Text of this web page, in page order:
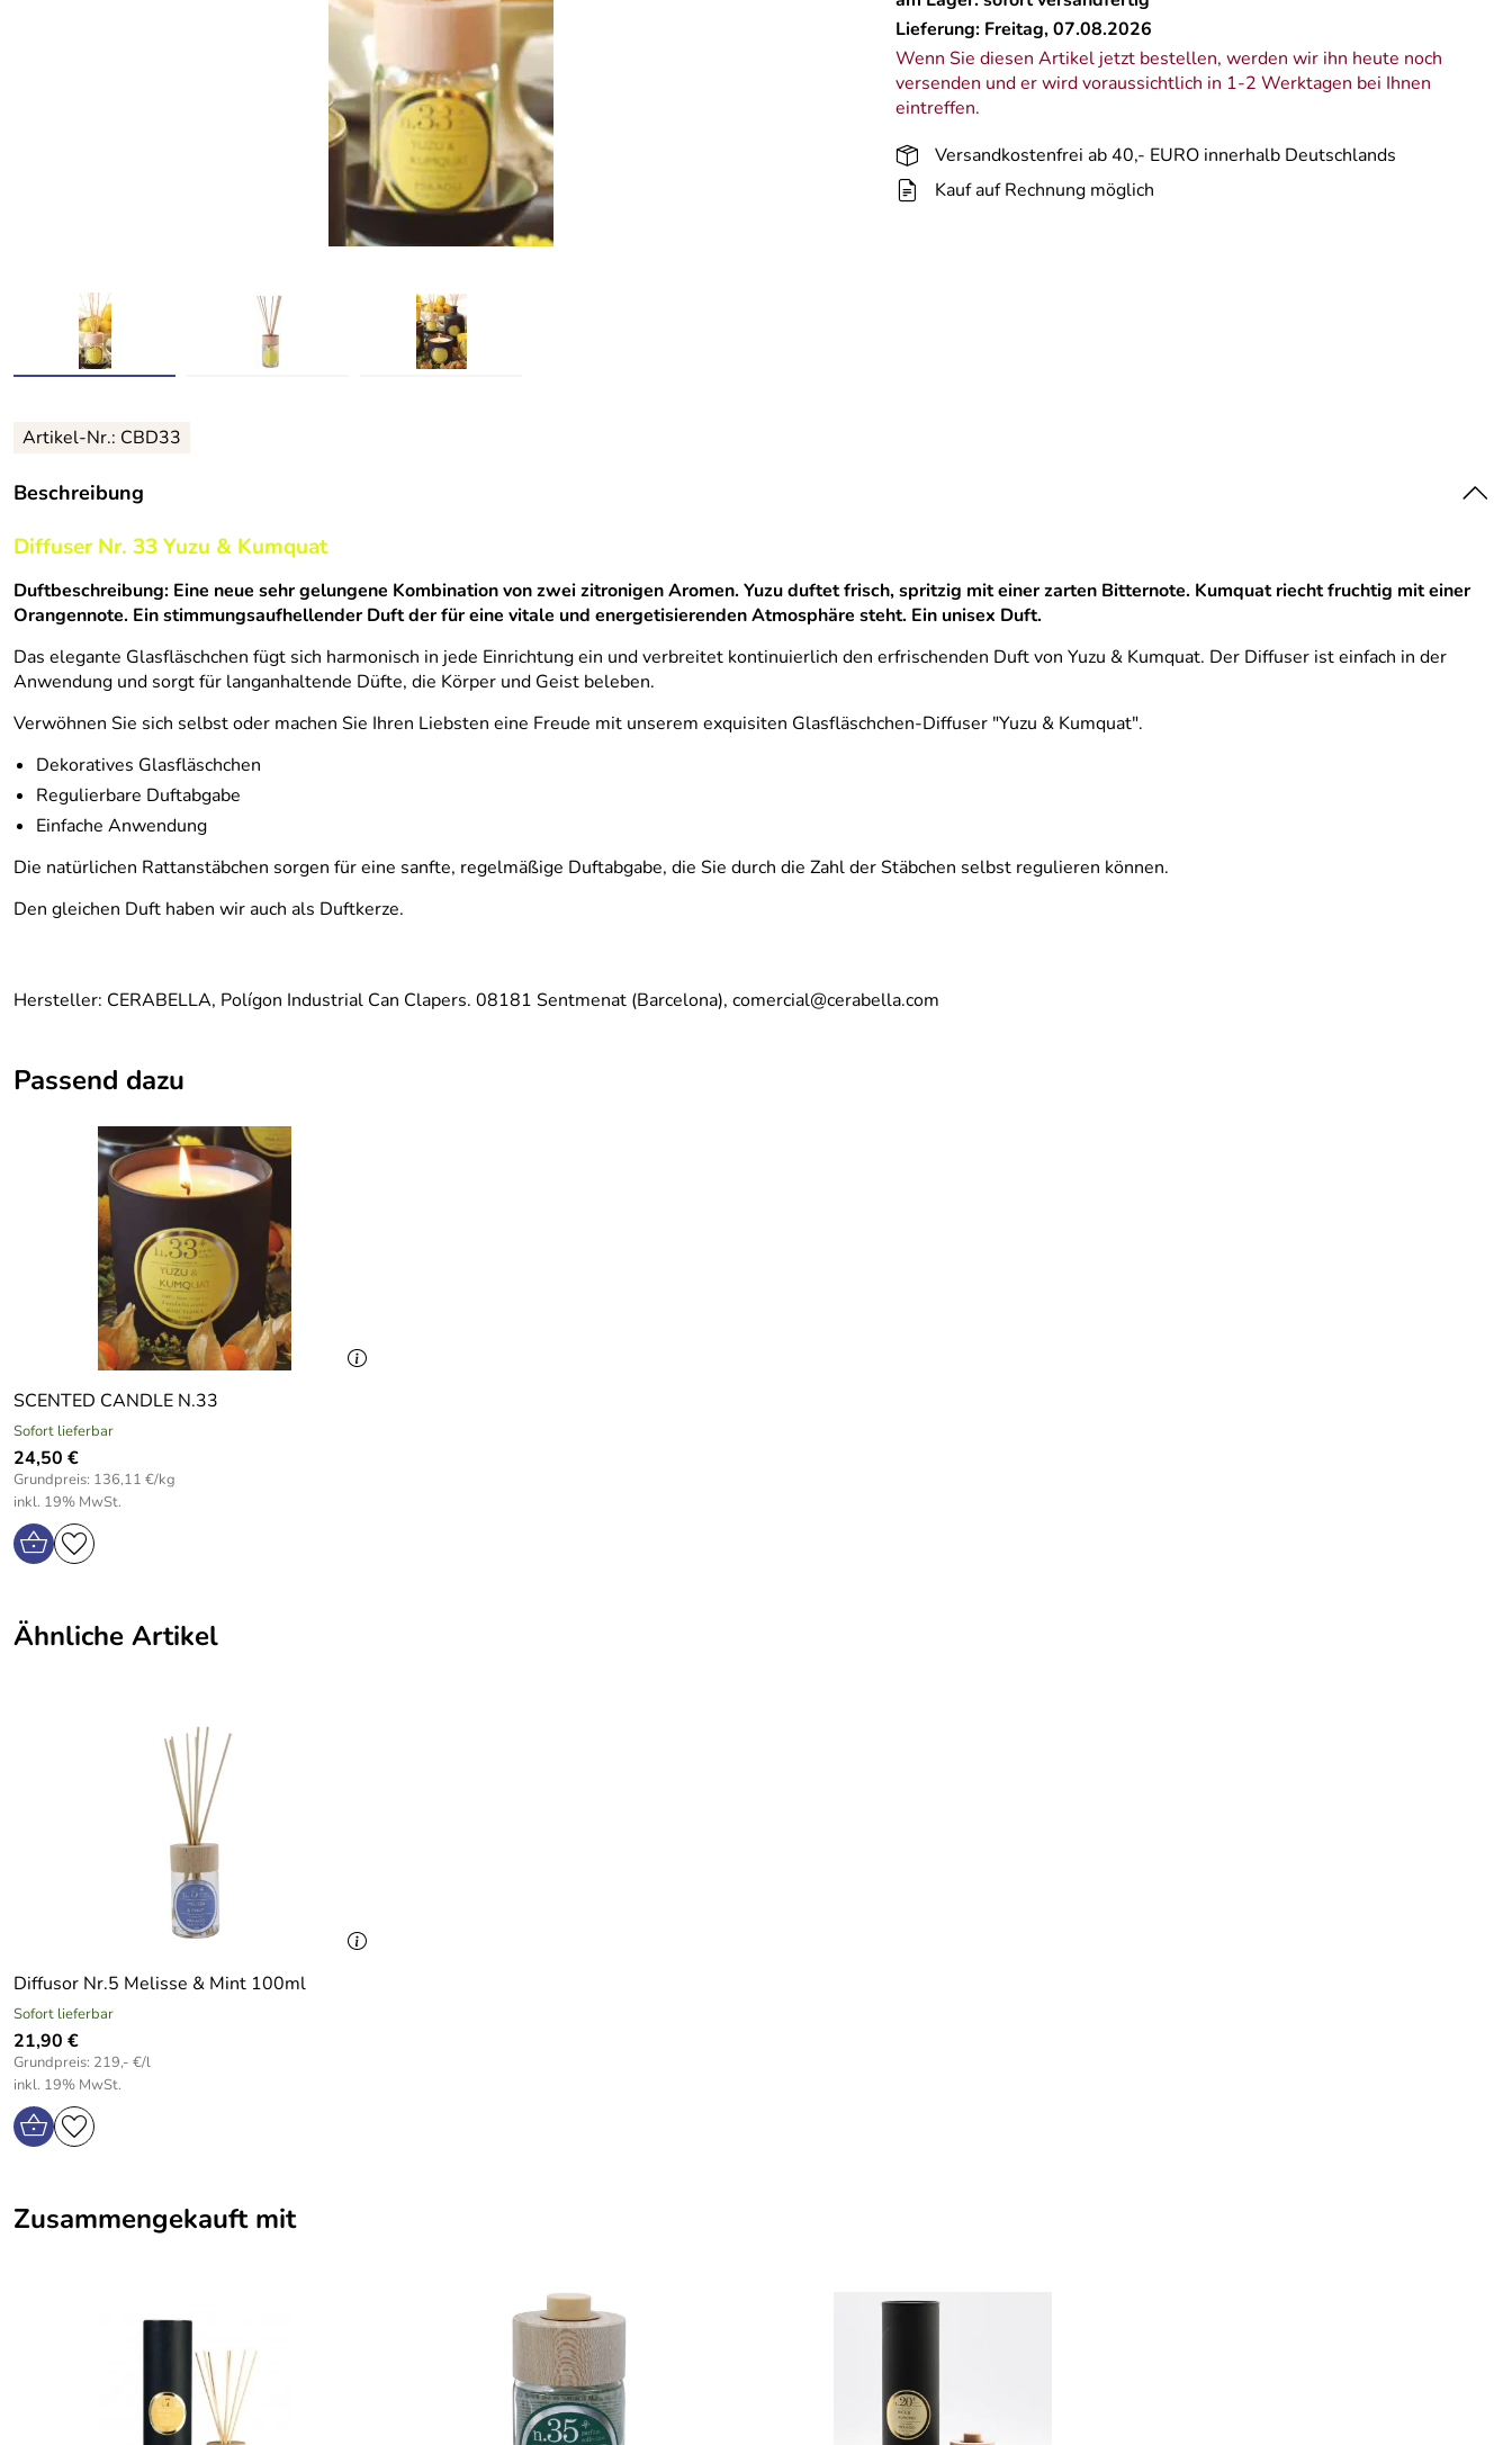
Lieferung: Freitag, 07.08.2026
Wenn Sie diesen Artikel jetzt bestellen, werden wir ihn heute noch
versenden und er wird voraussichtlich in 1-2 Werktagen bei Ihnen
eintreffen.
Versandkostenfrei ab 40,- EURO innerhalb Deutschlands
Kauf auf Rechnung möglich
Artikel-Nr.: CBD33
Beschreibung
Diffuser Nr. 33 Yuzu & Kumquat
Duftbeschreibung: Eine neue sehr gelungene Kombination von zwei zitronigen Aromen. Yuzu duftetfrisch, spritzig mit einer zarten Bitternote. Kumquat riecht fruchtig mit einer
Orangennote. Ein stimmungsaufhellender Duft der für eine vitale und energetisierenden Atmosphäre steht. Ein unisex Duft.
Das elegante Glasfläschchen fügt sich harmonisch in jede Einrichtung ein und verbreitet kontinuierlich den erfrischenden Duft von Yuzu & Kumquat. Der Diffuser ist einfach in der
Anwendung und sorgt für langanhaltende Düfte, die Körper und Geist beleben.
Verwöhnen Sie sich selbst oder machen Sie Ihren Liebsten eine Freude mit unserem exquisiten Glasfläschchen-Diffuser "Yuzu & Kumquat".
Dekoratives Glasfläschchen
Regulierbare Duftabgabe
Einfache Anwendung
Die natürlichen Rattanstäbchen sorgen für eine sanfte, regelmäßige Duftabgabe, die Sie durch die Zahl der Stäbchen selbst regulieren können.
Den gleichen Duft haben wir auch als Duftkerze.
Hersteller: CERABELLA, Polígon Industrial Can Clapers. 08181 Sentmenat (Barcelona), comercial@cerabella.com
Passend dazu
SCENTED CANDLE N.33
Sofort lieferbar
24,50 €
Grundpreis: 136,11 €/kg
inkl. 19% MwSt.
Ähnliche Artikel
Diffusor Nr.5 Melisse & Mint 100ml
Sofort lieferbar
21,90 €
Grundpreis: 219,- €/l
inkl. 19% MwSt.
Zusammengekauft mit